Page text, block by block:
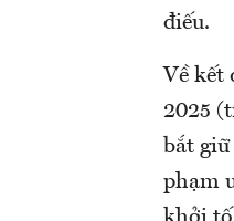
điếu.
Về kết
2025
bắt
phạm